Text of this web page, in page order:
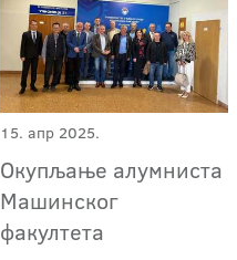
15. апр 2025.
Окупљање алумниста
Машинског
факултета